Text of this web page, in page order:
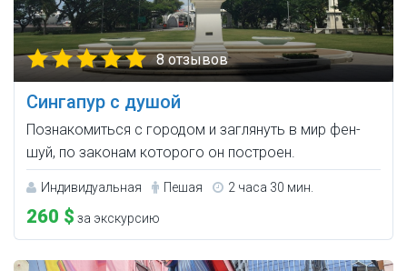
8 отзывов
Сингапур с душой
Познакомиться с городом и заглянуть в мир фен-
шуй, по законам которого он построен.
Индивидуальная Пешая 2 часа 30 мин.
260 $ за экскурсию